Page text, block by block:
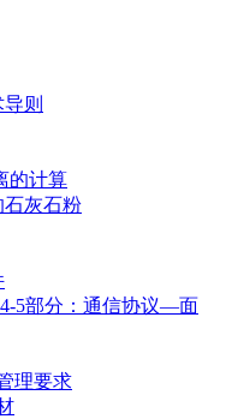
则
的计算
石灰石粉
5部分：通信协议—面
理要求